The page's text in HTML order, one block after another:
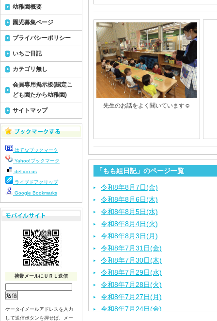
先生のお話をよく聞いています☺
「もも組日記」のページ一覧
令和8年8月7日(金)
令和8年8月6日(木)
令和8年8月5日(水)
令和8年8月4日(火)
令和8年8月3日(月)
令和8年7月31日(金)
令和8年7月30日(木)
令和8年7月29日(水)
令和8年7月28日(火)
令和8年7月27日(月)
令和8年7月24日(金)
幼稚園概要
園児募集ページ
プライバシーポリシー
いちご日記
カテゴリ無し
会員専用掲示板(認定こ
ども園たから幼稚園)
サイトマップ
はてなブックマーク
Yahoo!ブックマーク
del.icio.us
ライブドアクリップ
Google Bookmarks
携帯メールにＵＲＬ送信
ケータイメールアドレスを入力
して送信ボタンを押せば、メー